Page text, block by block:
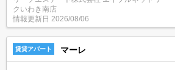
クいわき南店
情報更新日 2026/08/06
賃貸アパート マーレ